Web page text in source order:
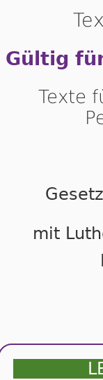
Gültig
Texte
mit